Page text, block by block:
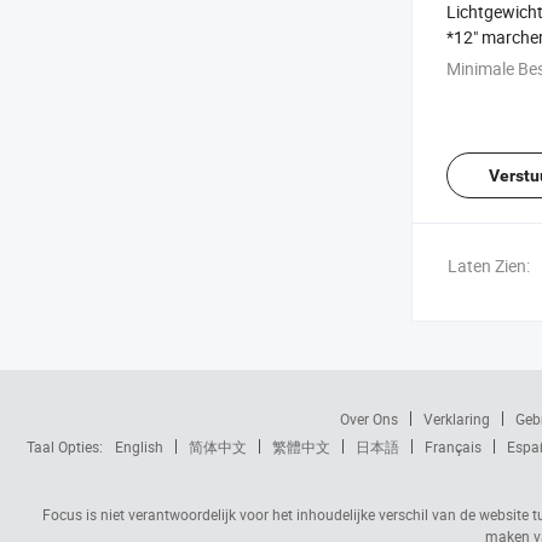
*12"
(MD116)
Minimale
Laten Zien:
Over Ons Verklaring
Taal Opties:
English 简体中文 繁體中文 日本語 Français
Focus is niet verantwoordelijk voor het inhoudelijke verschil van de website
maken